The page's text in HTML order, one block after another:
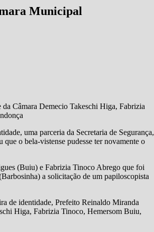
Municipal
Câmara Demecio Takeschi Higa, Fabrizia
uma parceria da Secretaria de Segurança,
o bela-vistense pudesse ter novamente o
(Buiu) e Fabrizia Tinoco Abrego que foi
a solicitação de um papiloscopista
de identidade, Prefeito Reinaldo Miranda
Higa, Fabrizia Tinoco, Hemersom Buiu,